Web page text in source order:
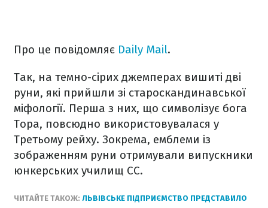
Про це повідомляє Daily Mail.
Так, на темно-сірих джемперах вишиті дві
руни, які прийшли зі староскандинавської
міфології. Перша з них, що символізує бога
Тора, повсюдно використовувалася у
Третьому рейху. Зокрема, емблеми із
зображенням руни отримували випускники
юнкерських училищ СС.
ЧИТАЙТЕ ТАКОЖ: ЛЬВІВСЬКЕ ПІДПРИЄМСТВО ПРЕДСТАВИЛО